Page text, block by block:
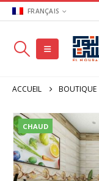
FRANÇAIS
ACCUEIL BOUTIQUE
CHAUD